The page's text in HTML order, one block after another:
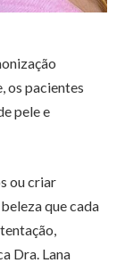
os pacientes
pele e
ou criar
que cada
Dra. Lana